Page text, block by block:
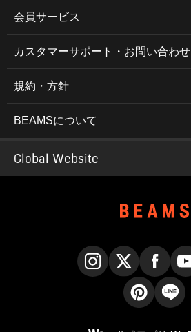
会員サービス
カスタマーサポート・お問い合わせ
規約・方針
BEAMSについて
Global Website